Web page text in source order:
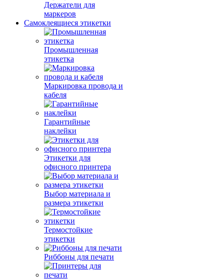
Держатели для
маркеров
Самоклеящиеся этикетки
Промышленная
этикетка
Маркировка провода и
кабеля
Гарантийные
наклейки
Этикетки для
офисного принтера
Выбор материала и
размера этикетки
Термостойкие
этикетки
Риббоны для печати